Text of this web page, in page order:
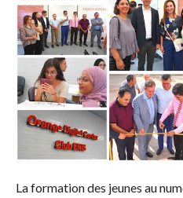
La formation des jeunes au